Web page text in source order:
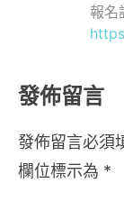
報名
發佈留言
發佈留言必須
欄位標示為 *